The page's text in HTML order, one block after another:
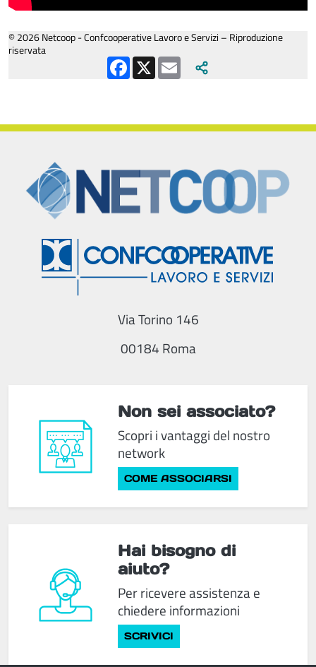
© 2026 Netcoop - Confcooperative Lavoro e Servizi – Riproduzione
riservata
Facebook
X Email
Non sei associato?
Scopri i vantaggi del nostro
network
COME ASSOCIARSI
Via Torino 146
00184 Roma
Hai bisogno di
aiuto?
Per ricevere assistenza e
chiedere informazioni
SCRIVICI